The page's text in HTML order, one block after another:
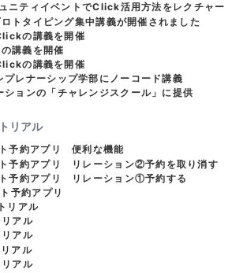
ニティイベントでClick活用方法をレクチャー
トタイピング集中講義が開催されました
の講義を開催
講義を開催
の講義を開催
プレナーシップ学部にノーコード講義
ションの「チャレンジスクール」に提供
リアル
予約アプリ 便利な機能
予約アプリ リレーション②予約を取り消す
予約アプリ リレーション①予約する
予約アプリ
リアル
アル
アル
アル
アル